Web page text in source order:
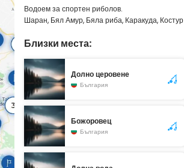
Водоем за спортен риболов.
Шаран, Бял Амур, Бяла риба, Каракуда, Костур
Близки места:
Долно церовене
България
Божоровец
България